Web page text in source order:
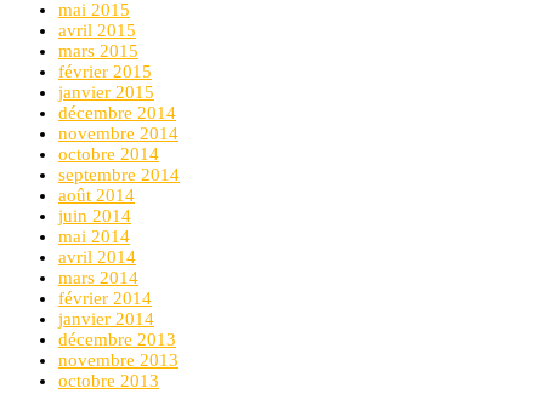
mai 2015
avril 2015
mars 2015
février 2015
janvier 2015
décembre 2014
novembre 2014
octobre 2014
septembre 2014
août 2014
juin 2014
mai 2014
avril 2014
mars 2014
février 2014
janvier 2014
décembre 2013
novembre 2013
octobre 2013